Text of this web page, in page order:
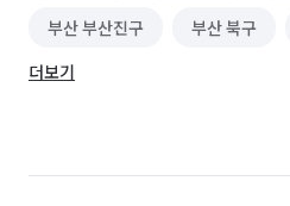
부산 부산진구 부산 북구
부산 사하구
부산 해운대구
더보기